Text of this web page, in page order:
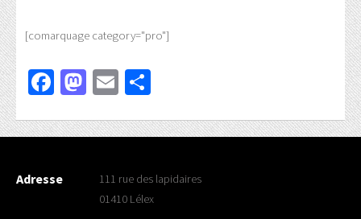
[comarquage category="pro"]
Facebook
Mastodon
Email
Adresse
111 rue des lapidaires
01410 Lélex